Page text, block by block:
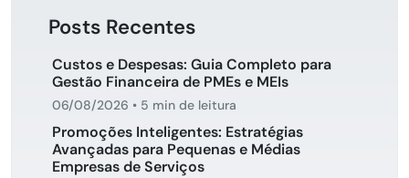
Posts Recentes
Custos e Despesas: Guia Completo para
Gestão Financeira de PMEs e MEIs
06/08/2026 • 5 min de leitura
Promoções Inteligentes: Estratégias
Avançadas para Pequenas e Médias
Empresas de Serviços